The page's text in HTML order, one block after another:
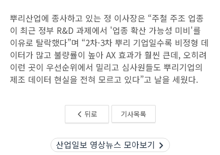
뿌리산업에 종사하고 있는 정 이사장은 “주철 주조 업종
이 최근 정부 R&D 과제에서 '업종 확산 가능성 미비'를
이유로 탈락했다”며 “2차·3차 뿌리 기업일수록 비정형 데
이터가 많고 불량률이 높아 AX 효과가 훨씬 큰데, 오히려
이런 곳이 우선순위에서 밀리고 심사원들도 뿌리기업의
제조 데이터 현실을 전혀 모르고 있다”고 날을 세웠다.
뒤로 기사목록
산업일보 영상뉴스 모아보기